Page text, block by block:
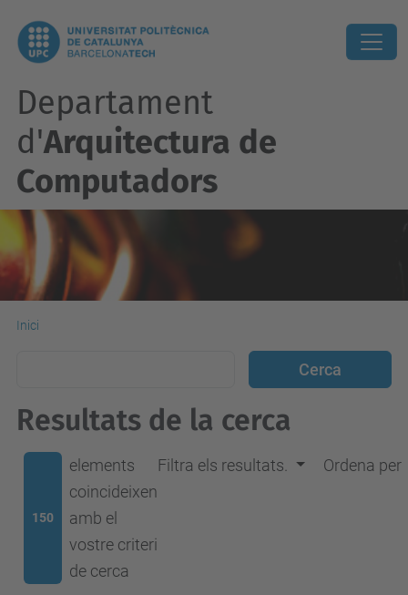
Departament
d'Arquitectura de
Computadors
Inici
Resultats de la cerca
150
elements
coincideixen
amb el
vostre criteri
de cerca
Filtra els resultats. Ordena per